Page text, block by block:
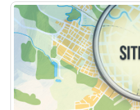
um
Blog
melhor